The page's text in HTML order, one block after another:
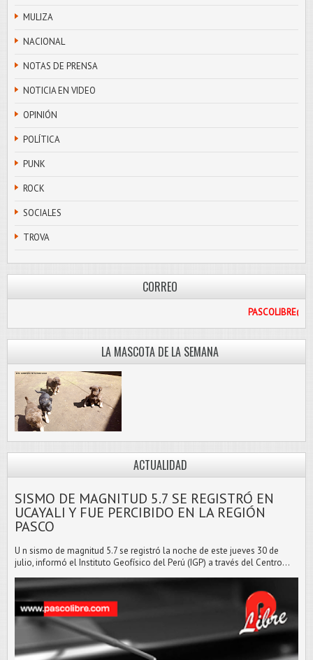
MULIZA
NACIONAL
NOTAS DE PRENSA
NOTICIA EN VIDEO
OPINIÓN
POLÍTICA
PUNK
ROCK
SOCIALES
TROVA
CORREO
LA MASCOTA DE LA SEMANA
ACTUALIDAD
SISMO DE MAGNITUD 5.7 SE REGISTRÓ EN
UCAYALI Y FUE PERCIBIDO EN LA REGIÓN
PASCO
U n sismo de magnitud 5.7 se registró la noche de este jueves 30 de
julio, informó el Instituto Geofísico del Perú (IGP) a través del Centro...